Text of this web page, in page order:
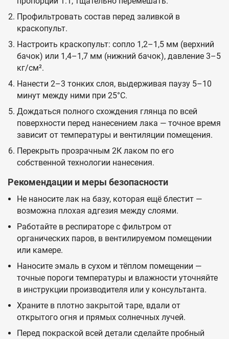
Профильтровать состав перед заливкой в
краскопульт.
Настроить краскопульт: сопло 1,2–1,5 мм (верхний
бачок) или 1,4–1,7 мм (нижний бачок), давление 3–5
кг/см².
Нанести 2–3 тонких слоя, выдерживая паузу 5–10
минут между ними при 25°C.
Дождаться полного схождения глянца по всей
поверхности перед нанесением лака — точное время
зависит от температуры и вентиляции помещения.
Перекрыть прозрачным 2К лаком по его
собственной технологии нанесения.
Рекомендации и меры безопасности
Не наносите лак на базу, которая ещё блестит —
возможна плохая адгезия между слоями.
Работайте в респираторе с фильтром от
органических паров, в вентилируемом помещении
или камере.
Наносите эмаль в сухом и тёплом помещении —
точные пороги температуры и влажности уточняйте
в инструкции производителя или у консультанта.
Храните в плотно закрытой таре, вдали от
открытого огня и прямых солнечных лучей.
Перед покраской всей детали сделайте пробный